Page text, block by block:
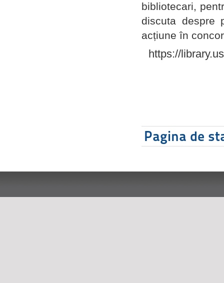
bibliotecari,
discuta despre
acțiune în
https://
Pagina de